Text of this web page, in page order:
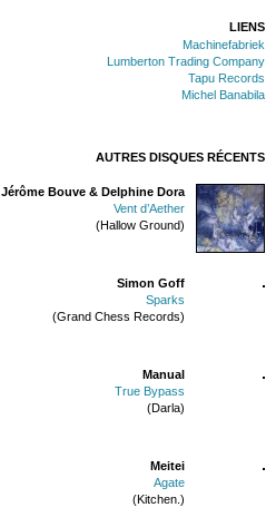
LIENS
Machinefabriek
Lumberton Trading Company
Tapu Records
Michel Banabila
AUTRES DISQUES RÉCENTS
Jérôme Bouve & Delphine Dora
Vent d’Aether
(Hallow Ground)
Simon Goff
Sparks
(Grand Chess Records)
Manual
True Bypass
(Darla)
Meitei
Agate
(Kitchen.)